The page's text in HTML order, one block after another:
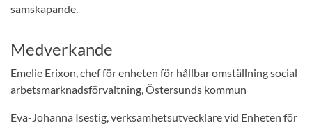
samskapande.
Medverkande
Emelie Erixon, chef för enheten för hållbar omställning social
arbetsmarknadsförvaltning, Östersunds kommun
Eva-Johanna Isestig, verksamhetsutvecklare vid Enheten för